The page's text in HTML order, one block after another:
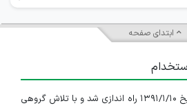
ابتدای صفحه
سایت ایران استخدام در تاریخ ۱۳۹۱/۱/۱۰ راه اندازی شد و با تلاش گروهی